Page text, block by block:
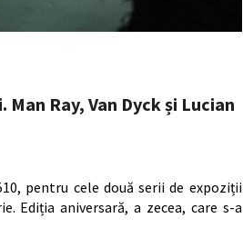
Ray, Van Dyck și Lucian
pentru cele două serii de expoziții
Ediția aniversară, a zecea, care s-a